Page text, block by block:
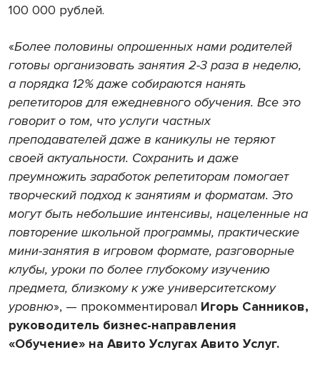
100 000 рублей.
«Более половины опрошенных нами родителей
готовы организовать занятия 2-3 раза в неделю,
а порядка 12% даже собираются нанять
репетиторов для ежедневного обучения. Все это
говорит о том, что услуги частных
преподавателей даже в каникулы не теряют
своей актуальности. Сохранить и даже
преумножить заработок репетиторам помогает
творческий подход к занятиям и форматам. Это
могут быть небольшие интенсивы, нацеленные на
повторение школьной программы, практические
мини-занятия в игровом формате, разговорные
клубы, уроки по более глубокому изучению
предмета, близкому к уже университетскому
уровню», — прокомментировал Игорь Санников,
руководитель бизнес-направления
«Обучение» на Авито Услугах Авито Услуг.